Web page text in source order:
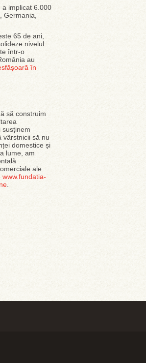
a implicat 6.000
65 de ani,
nivelul
într-o
au
în
să construim
susținem
vârstnicii să nu
domestice și
lume, am
ale
www.fundatia-